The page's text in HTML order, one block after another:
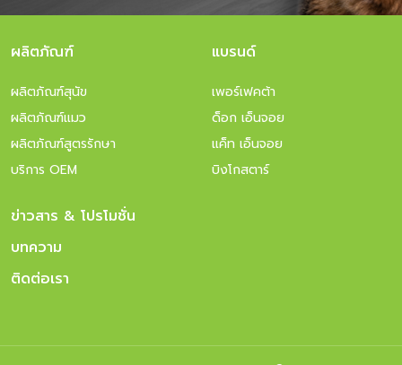
ผลิตภัณฑ์
ผลิตภัณฑ์สุนัข
ผลิตภัณฑ์แมว
ผลิตภัณฑ์สูตรรักษา
บริการ OEM
แบรนด์
เพอร์เฟคต้า
ด็อก เอ็นจอย
แค็ท เอ็นจอย
บิงโกสตาร์
ข่าวสาร & โปรโมชั่น
บทความ
ติดต่อเรา